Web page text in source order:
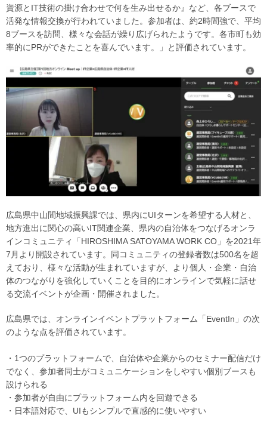
資源とIT技術の掛け合わせで何を生み出せるか』など、各ブースで
活発な情報交換が行われていました。参加者は、約2時間強で、平均
8ブースを訪問、様々な会話が繰り広げられたようです。各市町も効
率的にPRができたことを喜んでいます。」と評価されています。
広島県中山間地域振興課では、県内にUIターンを希望する人材と、
地方進出に関心の高いIT関連企業、県内の自治体をつなげるオンラ
インコミュニティ「HIROSHIMA SATOYAMA WORK CO」を2021年
7月より開設されています。同コミュニティの登録者数は500名を超
えており、様々な活動が生まれていますが、より個人・企業・自治
体のつながりを強化していくことを目的にオンラインで気軽に話せ
る交流イベントが企画・開催されました。
広島県では、オンラインイベントプラットフォーム「EventIn」の次
のような点を評価されています。
・1つのプラットフォームで、自治体や企業からのセミナー配信だけ
でなく、参加者同士がコミュニケーションをしやすい個別ブースも
設けられる
・参加者が自由にプラットフォーム内を回遊できる
・日本語対応で、UIもシンプルで直感的に使いやすい